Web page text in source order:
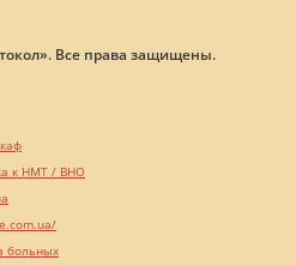
Все права защищены.
к НМТ / ВНО
больных